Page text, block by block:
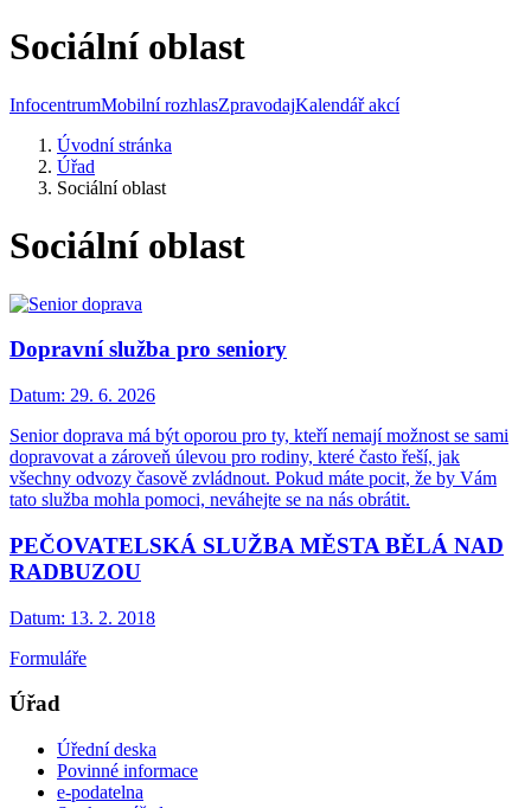
Sociální oblast
InfocentrumMobilní rozhlasZpravodajKalendář akcí
Úvodní stránka
Úřad
Sociální oblast
Sociální oblast
Dopravní služba pro seniory
Datum: 29. 6. 2026
Senior doprava má být oporou pro ty, kteří nemají možnost se sami
dopravovat a zároveň úlevou pro rodiny, které často řeší, jak
všechny odvozy časově zvládnout. Pokud máte pocit, že by Vám
tato služba mohla pomoci, neváhejte se na nás obrátit.
PEČOVATELSKÁ SLUŽBA MĚSTA BĚLÁ NAD
RADBUZOU
Datum: 13. 2. 2018
Formuláře
Úřad
Úřední deska
Povinné informace
e-podatelna